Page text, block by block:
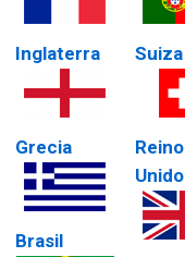
Inglaterra
Grecia
Brasil
Suiza
Reino
Unido